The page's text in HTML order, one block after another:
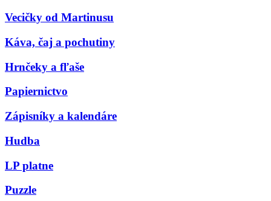
Vecičky od Martinusu
Káva, čaj a pochutiny
Hrnčeky a fľaše
Papiernictvo
Zápisníky a kalendáre
Hudba
LP platne
Puzzle